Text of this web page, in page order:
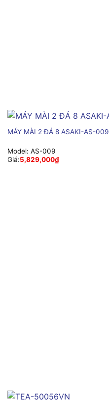
MÁY MÀI 2 ĐÁ 8 ASAKI-AS-009
Model: AS-009
Giá:5,829,000₫